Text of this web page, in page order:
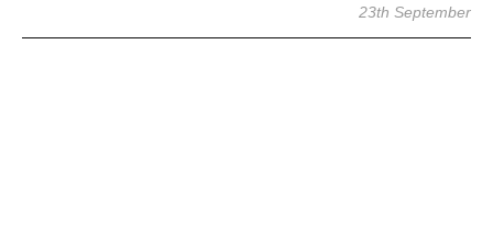
23th September